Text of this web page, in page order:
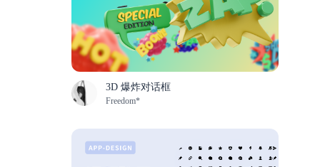
3D 爆炸对话框
Freedom*